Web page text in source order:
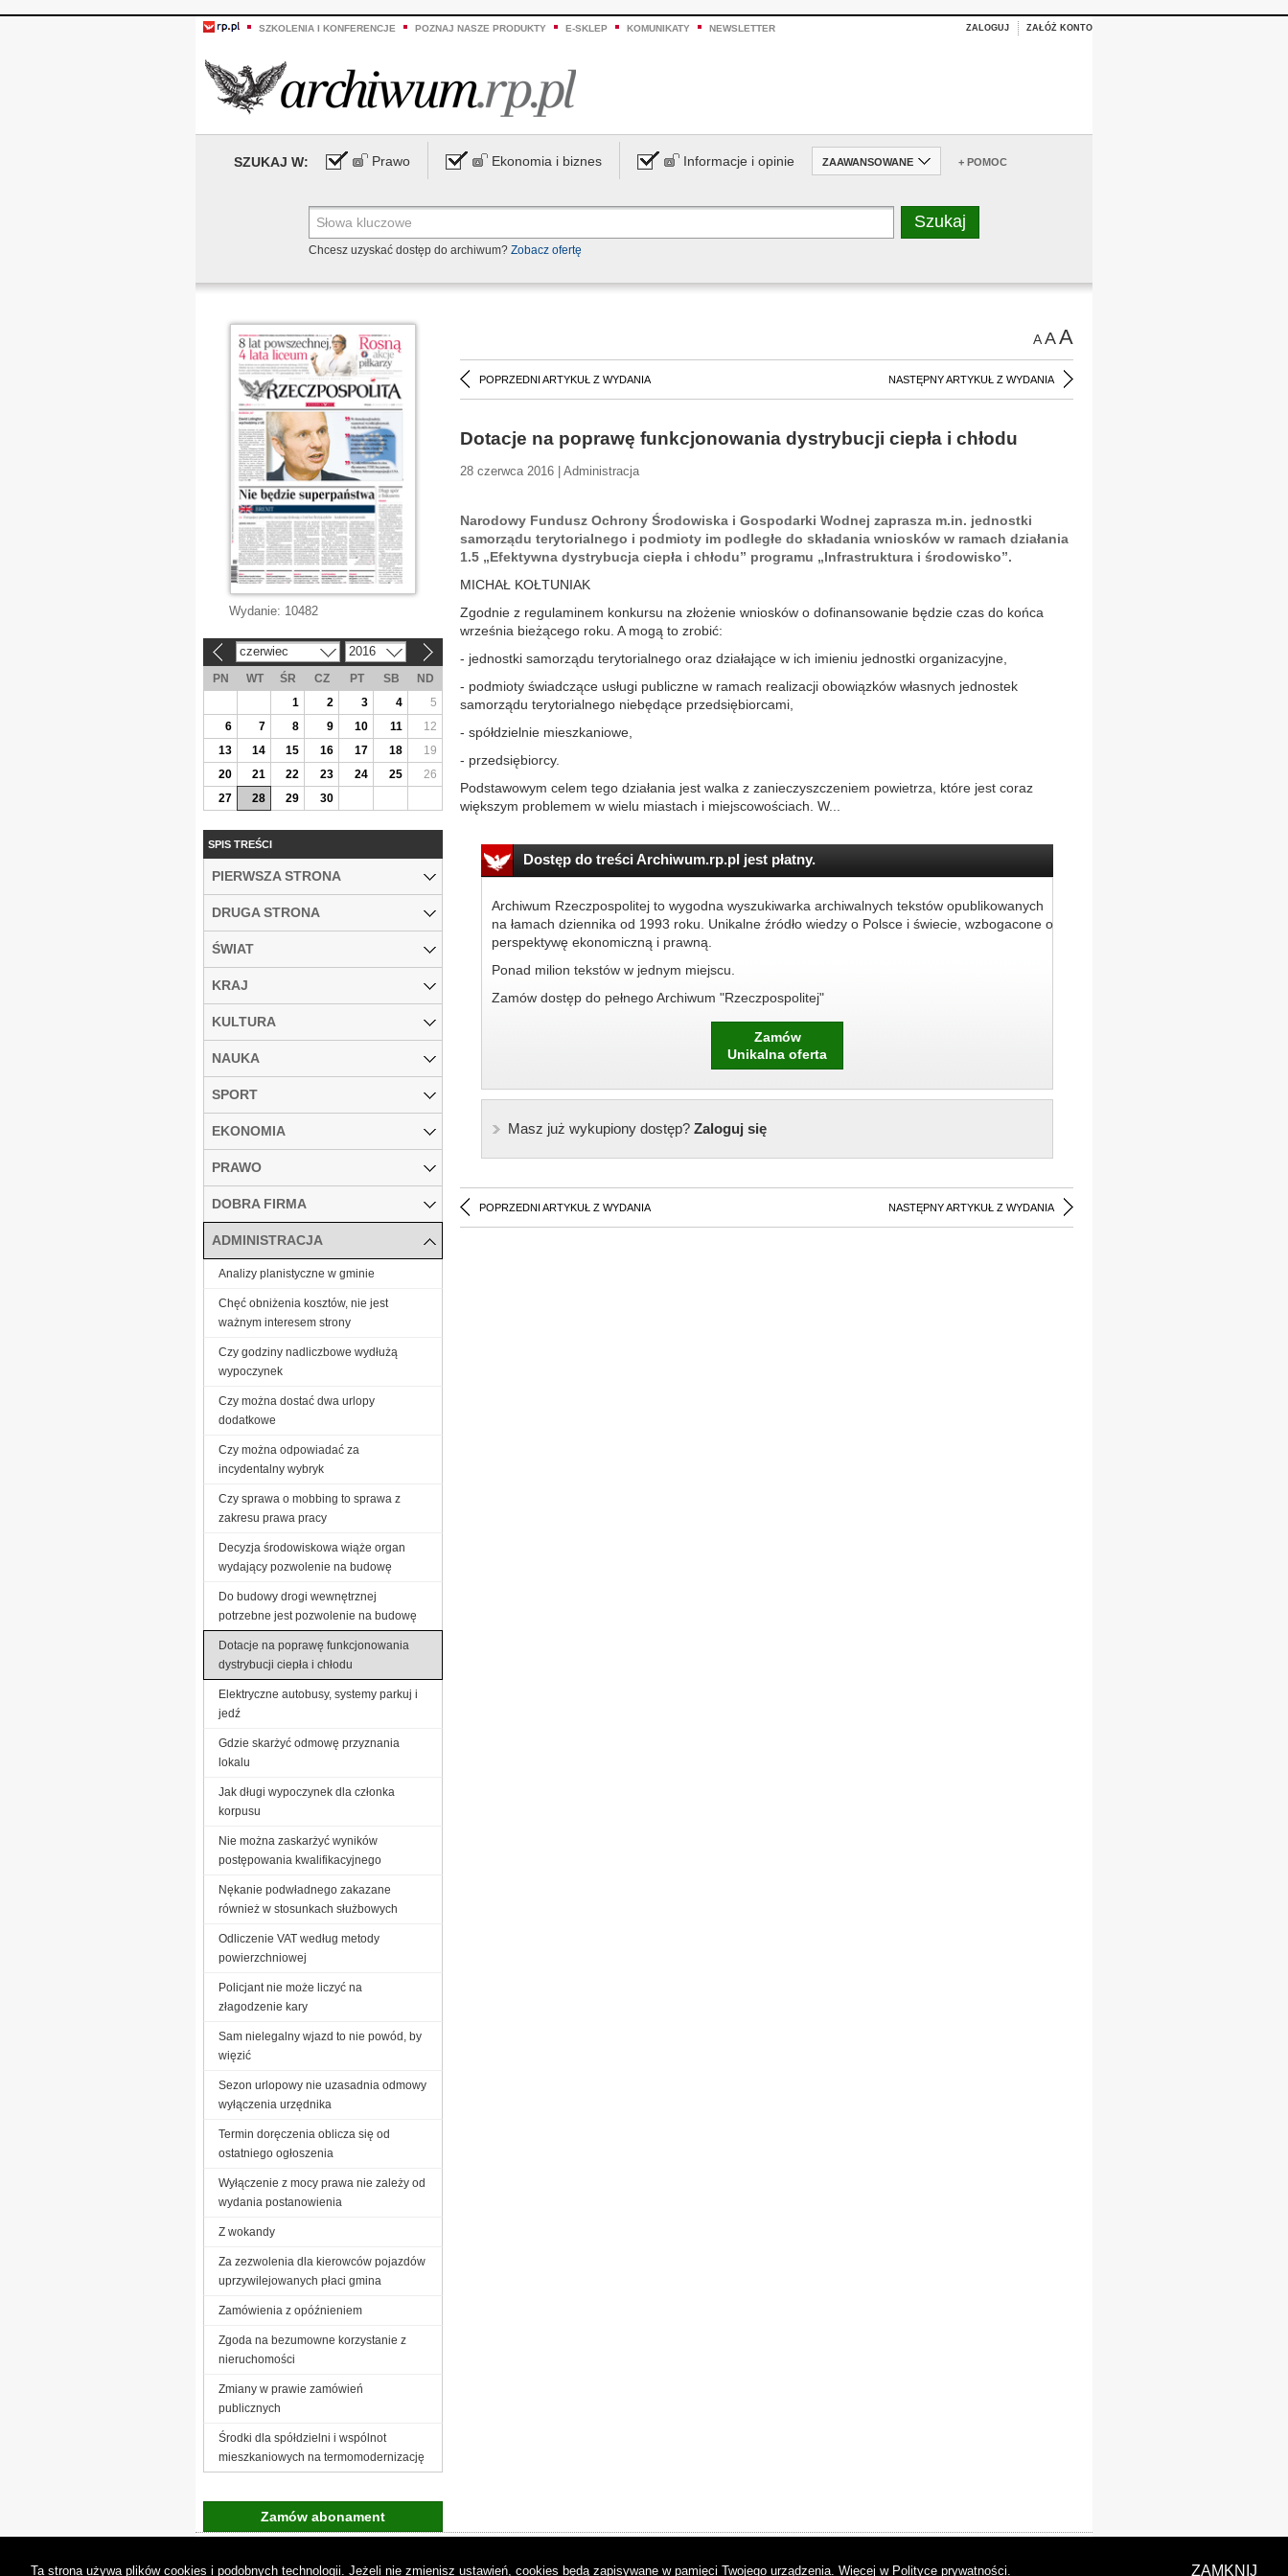
SZKOLENIA I KONFERENCJE POZNAJ NASZE PRODUKTY E-SKLEP KOMUNIKATY NEWSLETTER ZALOGUJ ZAŁÓŻ KONTO
SZUKAJ W: Prawo Ekonomia i biznes Informacje i opinie ZAAWANSOWANE + POMOC
Chcesz uzyskać dostęp do archiwum? Zobacz ofertę
AAA
POPRZEDNI ARTYKUŁ Z WYDANIA NASTĘPNY ARTYKUŁ Z WYDANIA
Dotacje na poprawę funkcjonowania dystrybucji ciepła i chłodu
28 czerwca 2016 | Administracja
Narodowy Fundusz Ochrony Środowiska i Gospodarki Wodnej zaprasza m.in. jednostki
samorządu terytorialnego i podmioty im podległe do składania wniosków w ramach działania
1.5 „Efektywna dystrybucja ciepła i chłodu” programu „Infrastruktura i środowisko”.
MICHAŁ KOŁTUNIAK
Zgodnie z regulaminem konkursu na złożenie wniosków o dofinansowanie będzie czas do końca
września bieżącego roku. A mogą to zrobić:
- jednostki samorządu terytorialnego oraz działające w ich imieniu jednostki organizacyjne,
- podmioty świadczące usługi publiczne w ramach realizacji obowiązków własnych jednostek
samorządu terytorialnego niebędące przedsiębiorcami,
- spółdzielnie mieszkaniowe,
- przedsiębiorcy.
Podstawowym celem tego działania jest walka z zanieczyszczeniem powietrza, które jest coraz
większym problemem w wielu miastach i miejscowościach. W...
Dostęp do treści Archiwum.rp.pl jest płatny.
Archiwum Rzeczpospolitej to wygodna wyszukiwarka archiwalnych tekstów opublikowanych
na łamach dziennika od 1993 roku. Unikalne źródło wiedzy o Polsce i świecie, wzbogacone o
perspektywę ekonomiczną i prawną.
Ponad milion tekstów w jednym miejscu.
Zamów dostęp do pełnego Archiwum "Rzeczpospolitej"
Zamów
Unikalna oferta
Masz już wykupiony dostęp?Zaloguj się
POPRZEDNI ARTYKUŁ Z WYDANIA NASTĘPNY ARTYKUŁ Z WYDANIA
Wydanie: 10482
czerwiec 2016
PN WT ŚR CZ PT SB
ND
1
2 3 4
5
6
7 8 9 10 11
12
13
14 15 16 17 18
19
20
21 22 23 24 25
26
27
28 29 30
SPIS TREŚCI
PIERWSZA STRONA
DRUGA STRONA
ŚWIAT
KRAJ
KULTURA
NAUKA
SPORT
EKONOMIA
PRAWO
DOBRA FIRMA
ADMINISTRACJA
Analizy planistyczne w gminie
Chęć obniżenia kosztów, nie jest
ważnym interesem strony
Czy godziny nadliczbowe wydłużą
wypoczynek
Czy można dostać dwa urlopy
dodatkowe
Czy można odpowiadać za
incydentalny wybryk
Czy sprawa o mobbing to sprawa z
zakresu prawa pracy
Decyzja środowiskowa wiąże organ
wydający pozwolenie na budowę
Do budowy drogi wewnętrznej
potrzebne jest pozwolenie na budowę
Dotacje na poprawę funkcjonowania
dystrybucji ciepła i chłodu
Elektryczne autobusy, systemy parkuj i
jedź
Gdzie skarżyć odmowę przyznania
lokalu
Jak długi wypoczynek dla członka
korpusu
Nie można zaskarżyć wyników
postępowania kwalifikacyjnego
Nękanie podwładnego zakazane
również w stosunkach służbowych
Odliczenie VAT według metody
powierzchniowej
Policjant nie może liczyć na
złagodzenie kary
Sam nielegalny wjazd to nie powód, by
więzić
Sezon urlopowy nie uzasadnia odmowy
wyłączenia urzędnika
Termin doręczenia oblicza się od
ostatniego ogłoszenia
Wyłączenie z mocy prawa nie zależy od
wydania postanowienia
Z wokandy
Za zezwolenia dla kierowców pojazdów
uprzywilejowanych płaci gmina
Zamówienia z opóźnieniem
Zgoda na bezumowne korzystanie z
nieruchomości
Zmiany w prawie zamówień
publicznych
Środki dla spółdzielni i wspólnot
mieszkaniowych na termomodernizację
Zamów abonament
Ta strona używa plików cookies i podobnych technologii. Jeżeli nie zmienisz ustawień, cookies będą zapisywane w pamięci Twojego urządzenia. Więcej w Polityce prywatności. ZAMKNIJ